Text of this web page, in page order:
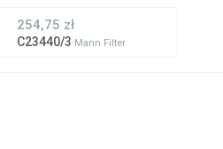
254,75 zł
C23440/3 Mann Filter